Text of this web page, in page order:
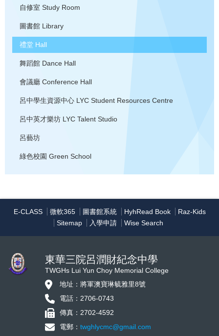
自修室 Study Room
圖書館 Library
禮堂 Hall
舞蹈館 Dance Hall
會議廳 Conference Hall
呂中學生資源中心 LYC Student Resources Centre
呂中英才樂坊 LYC Talent Studio
呂藝坊
綠色校園 Green School
E-CLASS 微軟365 圖書館系統 HyhRead Book
Raz-Kids
Sitemap
入學申請 Wise Search
東華三院呂潤財紀念中學
TWGHs Lui Yun Choy Memorial College
地址：將軍澳寶琳毓雅里8號
電話：2706-0743
傳真：2702-4592
電郵：twghlycmc@gmail.com